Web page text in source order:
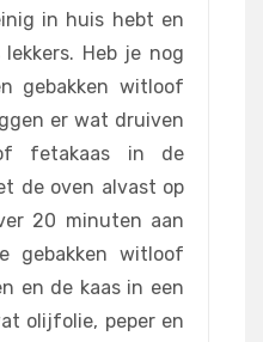
in huis hebt en
Heb je nog
gebakken witloof
er wat druiven
fetakaas in de
de oven alvast op
20 minuten aan
gebakken witloof
en de kaas in een
olijfolie, peper en